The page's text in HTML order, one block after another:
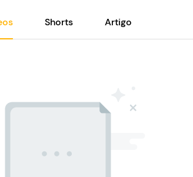
Shorts Artigo